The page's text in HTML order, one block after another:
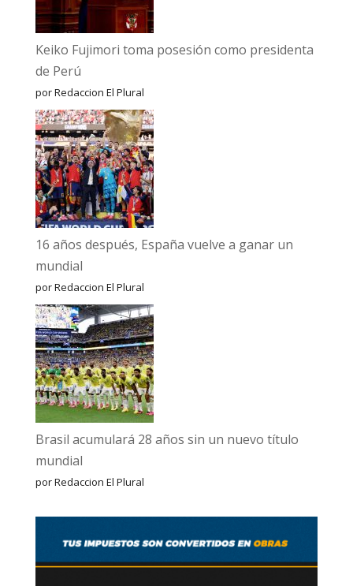
Keiko Fujimori toma posesión como presidenta
de Perú
por Redaccion El Plural
16 años después, España vuelve a ganar un
mundial
por Redaccion El Plural
Brasil acumulará 28 años sin un nuevo título
mundial
por Redaccion El Plural